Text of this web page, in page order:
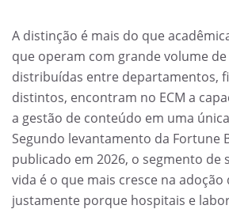
A distinção é mais do que
que operam com grande volume
distribuídas entre departamentos,
distintos, encontram no ECM a
a gestão de conteúdo em uma
Segundo levantamento da Fortune
publicado em 2026, o segmento de
vida é o que mais cresce na adoção
justamente porque hospitais e